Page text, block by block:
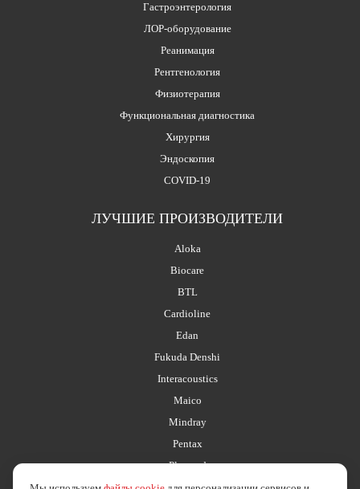
Гастроэнтерология
ЛОР-оборудование
Реанимация
Рентгенология
Физиотерапия
Функциональная диагностика
Хирургия
Эндоскопия
COVID-19
ЛУЧШИЕ ПРОИЗВОДИТЕЛИ
Aloka
Biocare
BTL
Cardioline
Edan
Fukuda Denshi
Interacoustics
Maico
Mindray
Pentax
Planmed